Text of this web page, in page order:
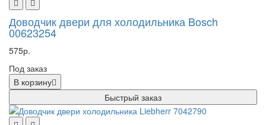
Доводчик двери для холодильника Bosch
00623254
575р.
Под заказ
В корзину
Быстрый заказ